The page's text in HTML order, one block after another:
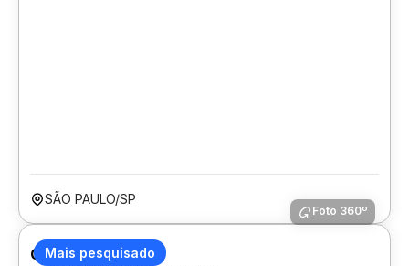
SÃO PAULO/SP
Mais pesquisado
Foto 360º
CITROEN C3